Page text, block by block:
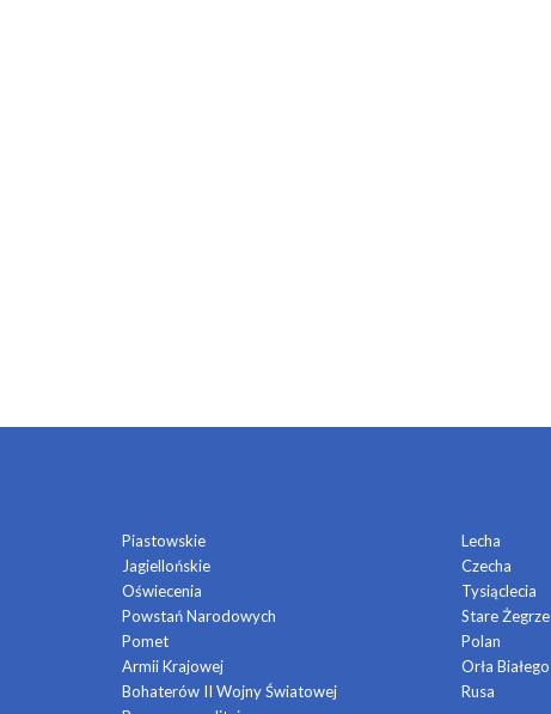
Piastowskie
Jagiellońskie
Oświecenia
Powstań Narodowych
Pomet
Armii Krajowej
Bohaterów II Wojny Światowej
Lecha
Czecha
Tysiąclecia
Stare Żegrze
Polan
Orła Białego
Rusa